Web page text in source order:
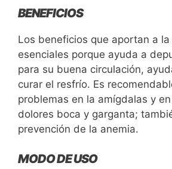
BENEFICIOS
Los beneficios que aportan a
esenciales porque ayuda a
para su buena circulación,
curar el resfrío. Es
problemas en la amígdalas y
dolores boca y garganta;
prevención de la anemia.
MODO DE USO